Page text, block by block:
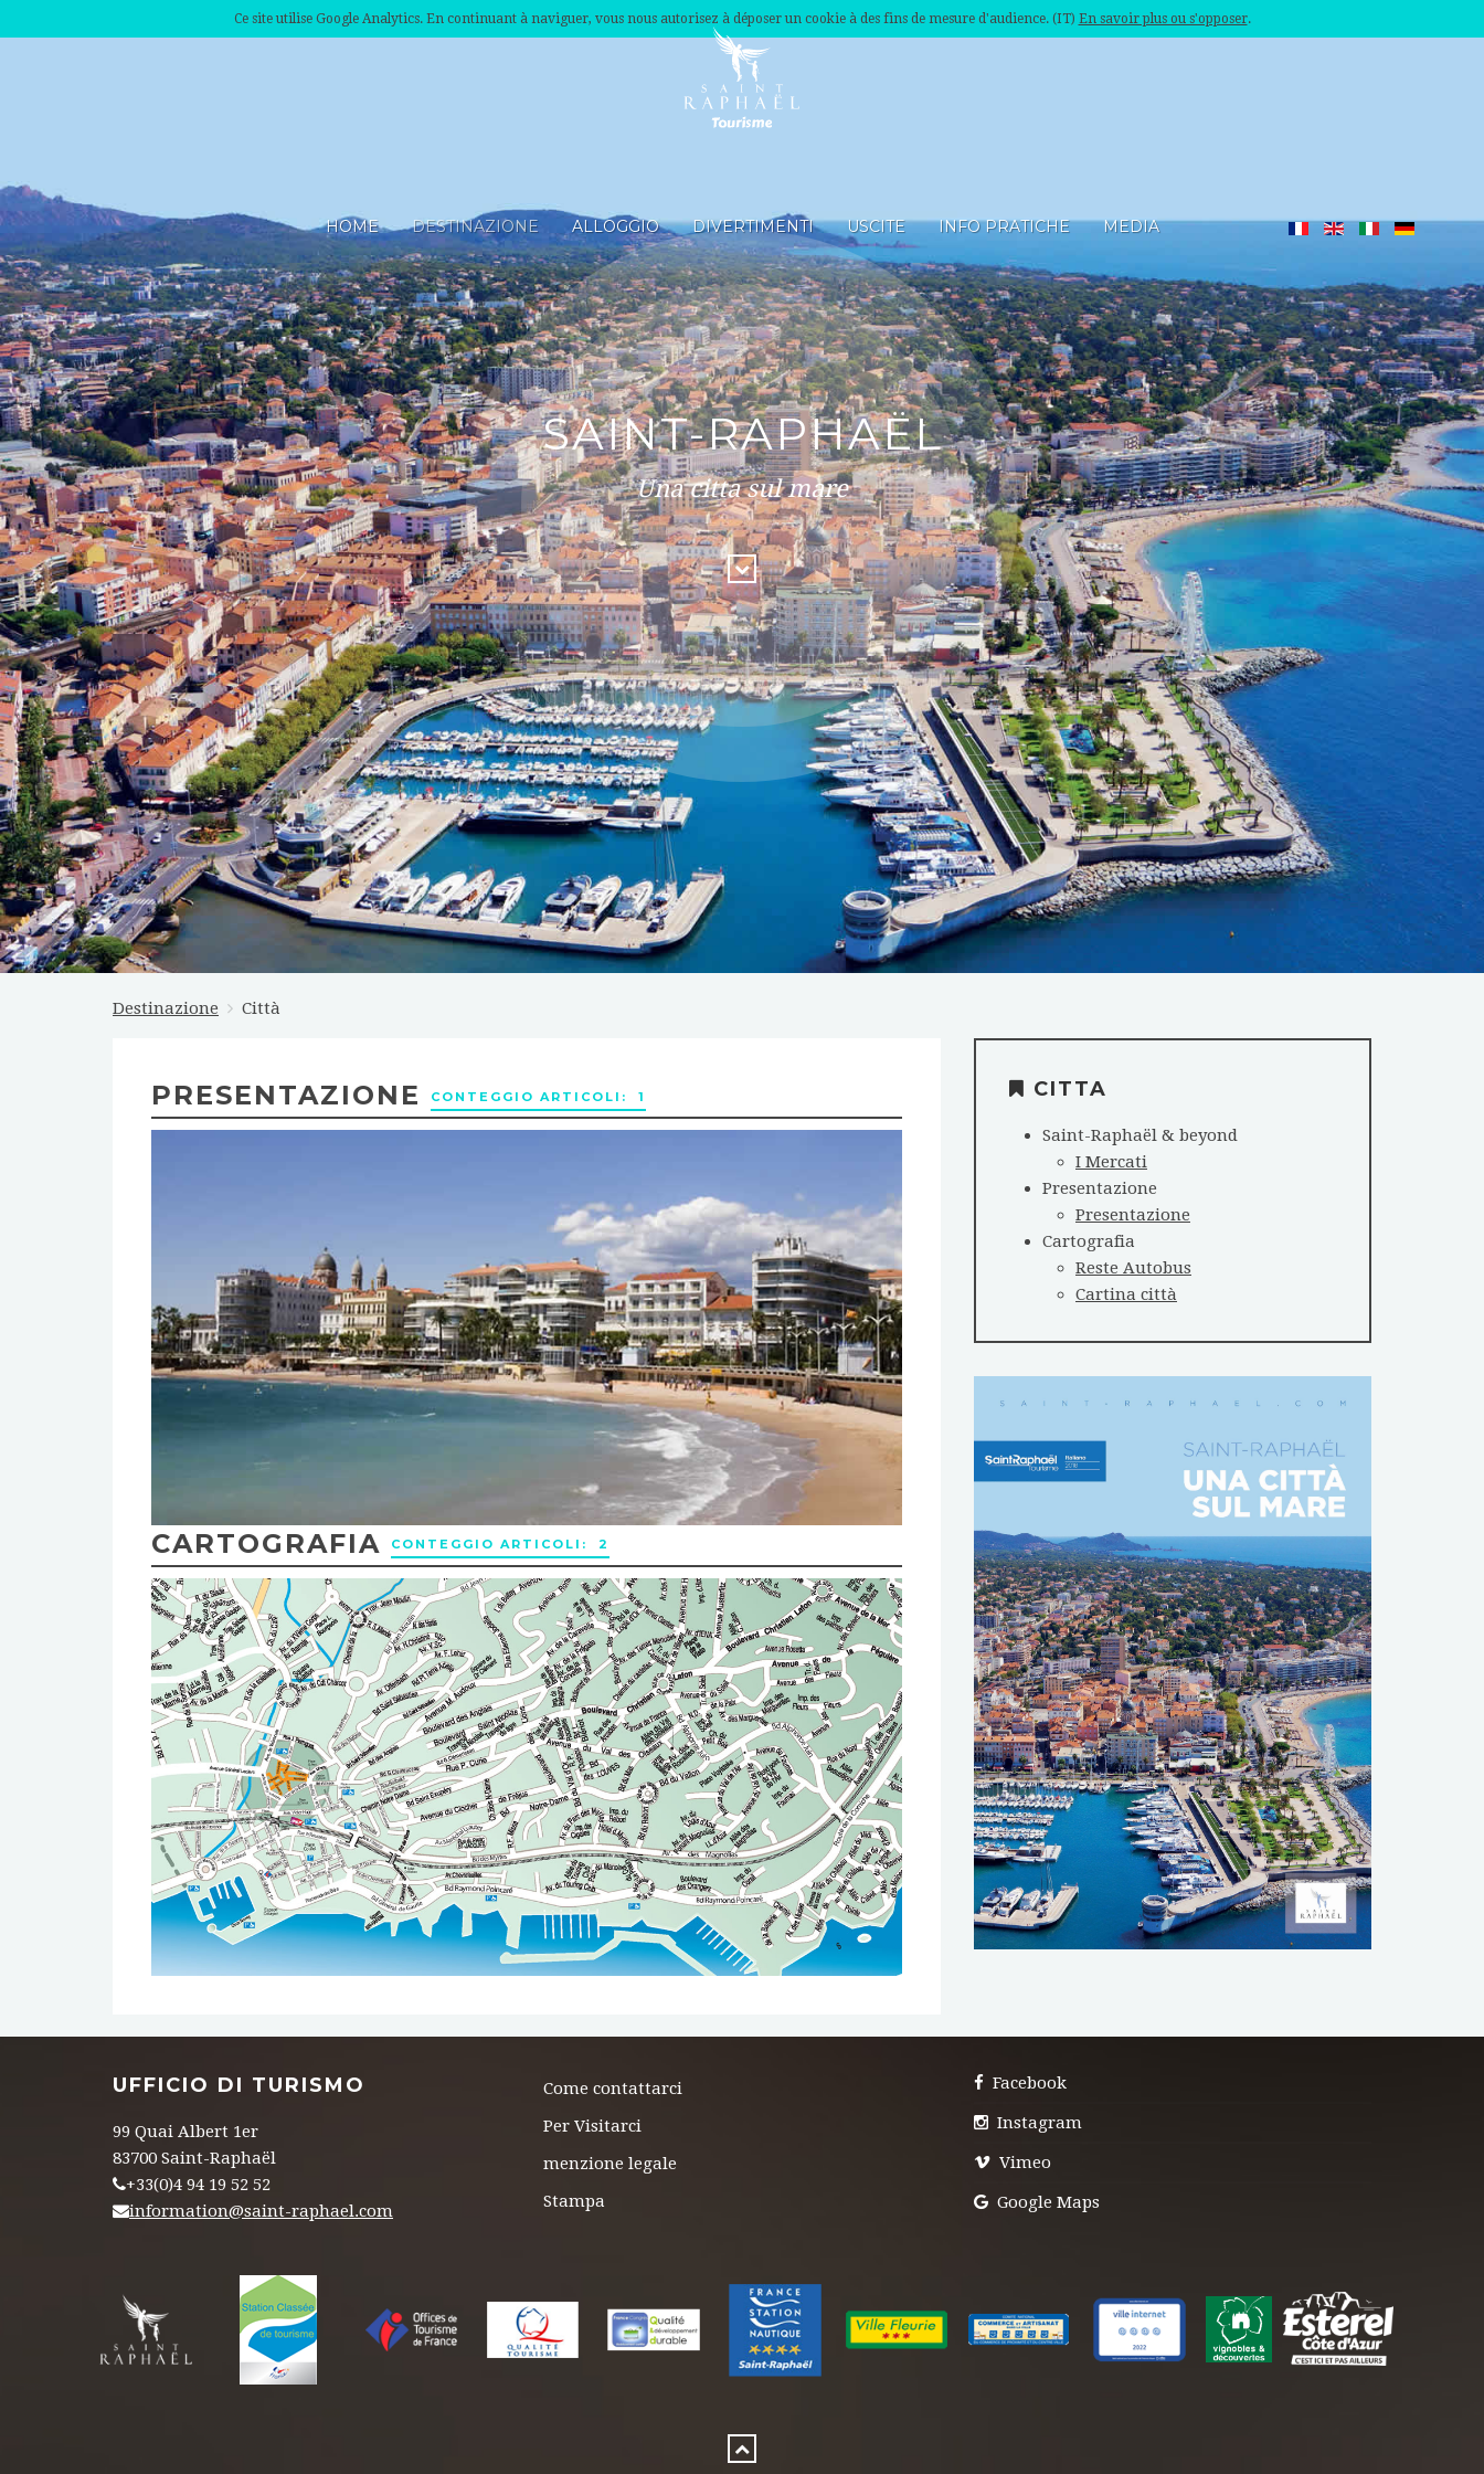
Ce site utilise Google Analytics. En continuant à naviguer, vous nous autorisez à déposer un cookie à des fins de mesure d'audience. (IT) En savoir plus ou s'opposer.
HOME DESTINAZIONE ALLOGGIO DIVERTIMENTI USCITE INFO PRATICHE MEDIA
SAINT-RAPHAËL
Una citta sul mare
Destinazione Città
PRESENTAZIONE CONTEGGIO ARTICOLI: 1
CARTOGRAFIA CONTEGGIO ARTICOLI: 2
CITTA
Saint-Raphaël & beyond
I Mercati
Presentazione
Presentazione
Cartografia
Reste Autobus
Cartina città
DOWNLOAD
UFFICIO DI TURISMO
99 Quai Albert 1er
83700 Saint-Raphaël
+33(0)4 94 19 52 52
information@saint-raphael.com
Come contattarci
Per Visitarci
menzione legale
Stampa
Facebook
Instagram
Vimeo
Google Maps